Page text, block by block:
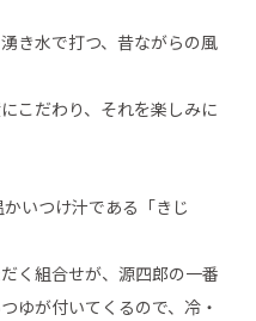
き水で打つ、昔ながらの風
こだわり、それを楽しみに
かいつけ汁である「きじ
く組合せが、源四郎の一番
ゆが付いてくるので、冷・